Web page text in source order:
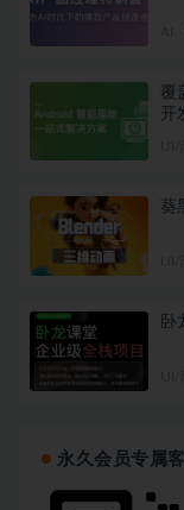
覆
开
葵
卧
永久会员专属